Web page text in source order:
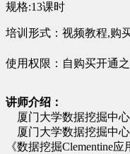
规格:13课时
培训形式：视频教程,购
使用权限：自购买开通
讲师介绍：
厦门大学数据挖掘中心
厦门大学数据挖掘中
《数据挖掘Clementine应